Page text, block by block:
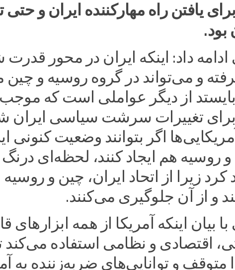
یافتن راه مهارکننده ایران و حتی
بود.
داد: اینکه ایران در محور
و می‌تواند در گروه روسیه و چین
بایستد از دیگر عواملی است که
برای تغییرات سرشت سیاسی ایران
اگر بتوانند وضعیت کنونی
روسیه هم ایجاد کنند، لحظه‌ای درنگ
کرد زیرا از اتحاد ایران، چین و روسیه
و از آن جلوگیری می‌کنند.
بیان اینکه آمریکا از همه ابزارهای
اقتصادی و نظامی استفاده می‌کند
متوقف و توانایی‌های ضربه‌زننده به